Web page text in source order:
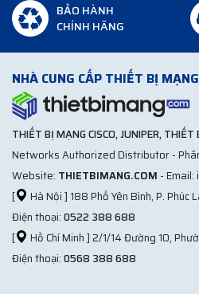
BẢO HÀNH
CHÍNH HÃNG
NHÀ CUNG CẤP THIẾT BỊ
THIẾT BỊ MẠNG CISCO, JUNIPER, THIẾT
Networks Authorized Distributor -
Website: THIETBIMANG.COM -
[
Hà Nội ] 188 Phố Yên Bình, P. Phúc
Điện thoại:0522 388 688
[
Hồ Chí Minh ] 2/1/14 Đường 10,
Điện thoại:0568 388 688